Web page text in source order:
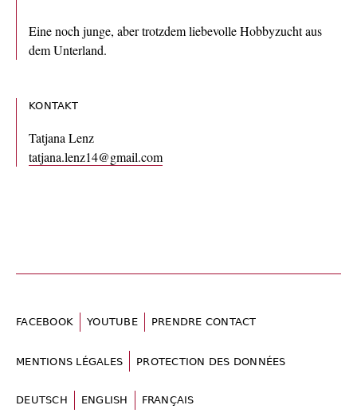
Eine noch junge, aber trotzdem liebevolle Hobbyzucht aus
dem Unterland.
KONTAKT
Tatjana Lenz
tatjana.lenz14@gmail.com
FACEBOOK YOUTUBE PRENDRE CONTACT
MENTIONS LÉGALES PROTECTION DES DONNÉES
DEUTSCH ENGLISH FRANÇAIS